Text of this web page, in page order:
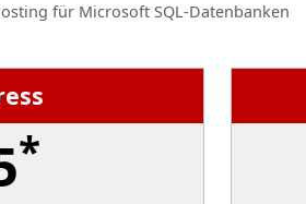
für Microsoft SQL-Datenbanken
*